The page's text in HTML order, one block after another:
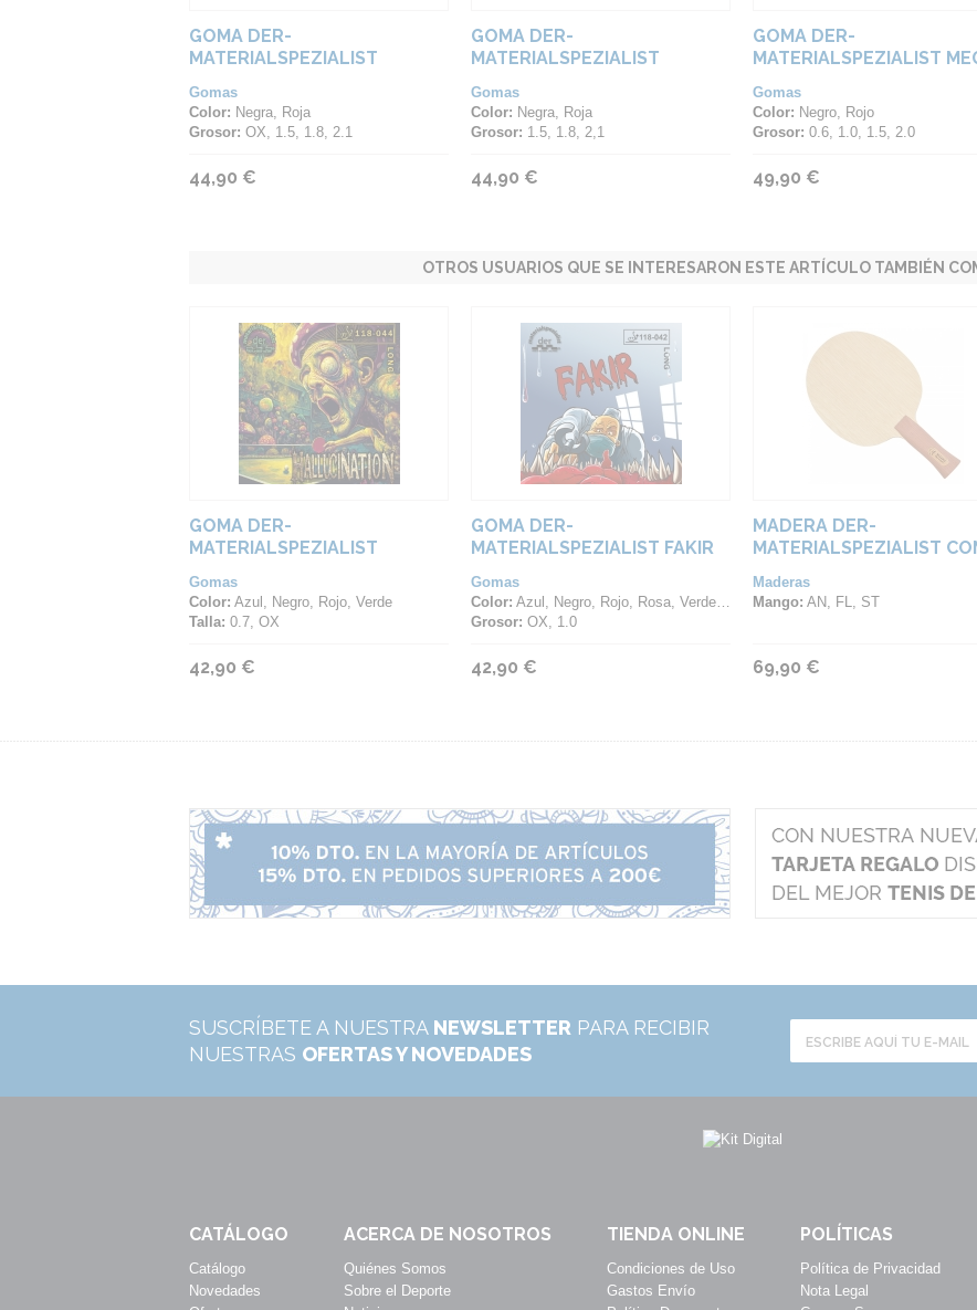
GOMA DER-
MATERIALSPEZIALIST
Gomas
Color: Negra, Roja
Grosor: OX, 1.5, 1.8, 2.1
44,90 €
GOMA DER-
MATERIALSPEZIALIST
Gomas
Color: Negra, Roja
Grosor: 1.5, 1.8, 2,1
44,90 €
GOMA DER-
MATERIALSPEZIALIST
Gomas
Color: Negro, Rojo
Grosor: 0.6, 1.0, 1.5, 2.0
49,90 €
OTROS USUARIOS QUE SE INTERESARON ESTE ARTÍCULO TAMBIÉN
GOMA DER-
MATERIALSPEZIALIST
Gomas
Color: Azul, Negro, Rojo, Verde
Talla: 0.7, OX
42,90 €
GOMA DER-
MATERIALSPEZIALIST FAKIR
Gomas
Color: Azul, Negro, Rojo, Rosa, Verde, Violeta
Grosor: OX, 1.0
42,90 €
MADERA DER-
MATERIALSPEZIALIST
Maderas
Mango: AN, FL, ST
69,90 €
SUSCRÍBETE A NUESTRA NEWSLETTER PARA RECIBIR
NUESTRAS OFERTAS Y NOVEDADES
CATÁLOGO
Catálogo
Novedades
ACERCA DE NOSOTROS
Quiénes Somos
Sobre el Deporte
TIENDA ONLINE
Condiciones de Uso
Gastos Envío
POLÍTICAS
Política de Privacidad
Nota Legal